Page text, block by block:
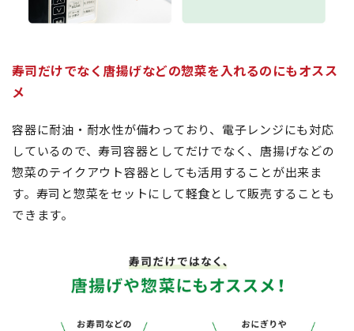
寿司だけでなく唐揚げなどの惣菜を入れるのにもオスス
メ
容器に耐油・耐水性が備わっており、電子レンジにも対応
しているので、寿司容器としてだけでなく、唐揚げなどの
惣菜のテイクアウト容器としても活用することが出来ま
す。寿司と惣菜をセットにして軽食として販売することも
できます。